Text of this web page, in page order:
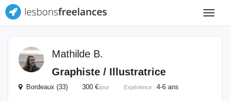
Toggle
Mathilde B.
Graphiste / Illustratrice
Bordeaux (33) 300 €/jour Expérience : 4-6 ans